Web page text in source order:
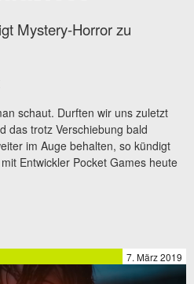
Mystery-Horror zu
schaut. Durften wir uns zuletzt
das trotz Verschiebung bald
im Auge behalten, so kündigt
Entwickler Pocket Games heute
7. März 2019